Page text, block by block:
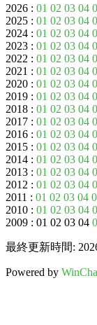
2026 : 01 02 03 04
2025 : 01 02 03 04
2024 : 01 02 03 04
2023 : 01 02 03 04
2022 : 01 02 03 04
2021 : 01 02 03 04
2020 : 01 02 03 04
2019 : 01 02 03 04
2018 : 01 02 03 04
2017 : 01 02 03 04
2016 : 01 02 03 04
2015 : 01 02 03 04
2014 : 01 02 03 04
2013 : 01 02 03 04
2012 : 01 02 03 04
2011 : 01 02 03 04
2010 : 01 02 03 04
2009 : 01 02 03 04
最終更新時間:
Powered by